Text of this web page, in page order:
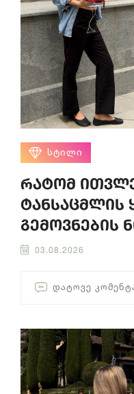
ᲡᲢᲘᲚᲘ
რატომ
ტანსაცმლის
გემოვნების
03.08.2026
ᲓᲐᲢᲝᲕᲔ